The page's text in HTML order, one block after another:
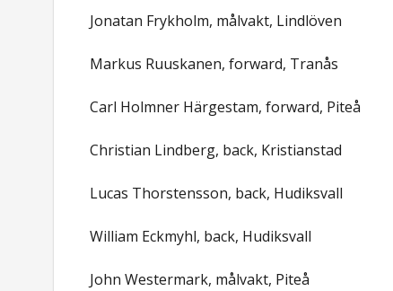
Jonatan Frykholm, målvakt, Lindlöven
Markus Ruuskanen, forward, Tranås
Carl Holmner Härgestam, forward, Piteå
Christian Lindberg, back, Kristianstad
Lucas Thorstensson, back, Hudiksvall
William Eckmyhl, back, Hudiksvall
John Westermark, målvakt, Piteå